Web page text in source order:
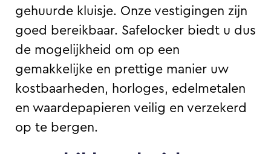
gehuurde kluisje. Onze vestigingen zijn
goed bereikbaar. Safelocker biedt u dus
de mogelijkheid om op een
gemakkelijke en prettige manier uw
kostbaarheden, horloges, edelmetalen
en waardepapieren veilig en verzekerd
op te bergen.